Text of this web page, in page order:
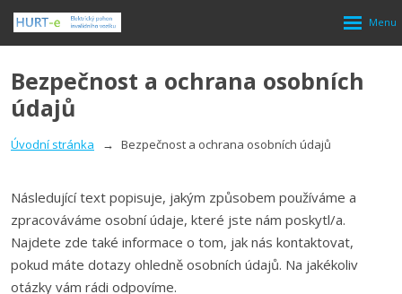
Rozbalení
menu
Bezpečnost a ochrana osobních
údajů
Úvodní stránka Bezpečnost a ochrana osobních údajů
Následující text popisuje, jakým způsobem používáme a
zpracováváme osobní údaje, které jste nám poskytl/a.
Najdete zde také informace o tom, jak nás kontaktovat,
pokud máte dotazy ohledně osobních údajů. Na jakékoliv
otázky vám rádi odpovíme.